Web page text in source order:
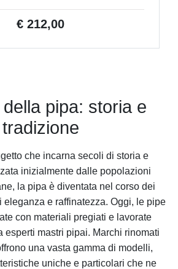
€ 212,00
pipa: storia e
tradizione
che incarna secoli di storia e
inizialmente dalle popolazioni
la pipa è diventata nel corso dei
e raffinatezza. Oggi, le pipe
con materiali pregiati e lavorate
esperti mastri pipai. Marchi rinomati
una vasta gamma di modelli,
uniche e particolari che ne